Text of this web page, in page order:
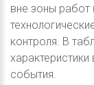
вне зоны работ
контроля. В
события.